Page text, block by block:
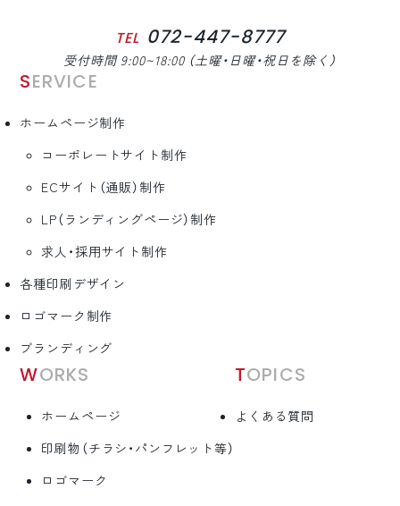
TEL 072-447-8777
受付時間 9:00~18:00 （土曜・日曜・祝日を除く）
SERVICE
ホームページ制作
コーポレートサイト制作
ECサイト（通販）制作
LP（ランディングページ）制作
求人・採用サイト制作
各種印刷デザイン
ロゴマーク制作
ブランディング
WORKS
ホームページ
印刷物（チラシ・パンフレット等）
ロゴマーク
TOPICS
よくある質問